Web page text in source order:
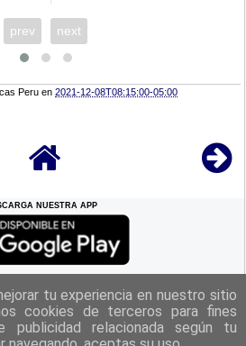
prev next
Peru en2021-12-08T08:15:00-05:00
NUESTRA APP
A LACIMA
Aviso Legal| Términos y Condiciones
|
Contacto|
tu experiencia en nuestro sitio
cookies de terceros para fines
publicidad relacionada según tu